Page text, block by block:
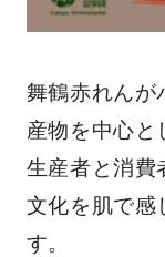
舞鶴赤れんが
産物を中心と
生産者と消費
文化を肌で感
す。